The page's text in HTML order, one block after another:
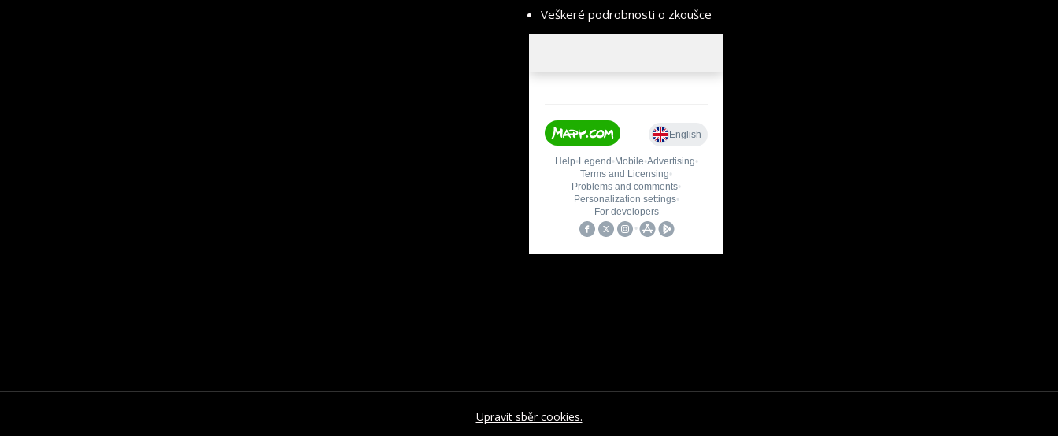
Veškeré podrobnosti o zkoušce
Upravit sběr cookies.